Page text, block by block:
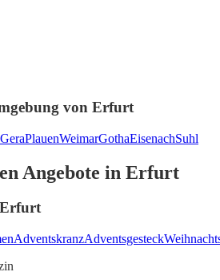
von Erfurt
GeraPlauenWeimarGothaEisenachSuhl
Angebote in Erfurt
AdventskranzAdventsgesteck